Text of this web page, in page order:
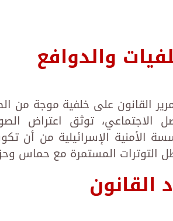
والدوافع
القانون على خلفية موجة من
الاجتماعي، توثق اعتراض
الأمنية الإسرائيلية من أن
المستمرة مع حماس وحزب
القانون